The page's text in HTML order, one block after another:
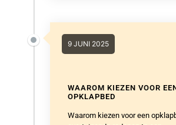
OPKLAPBED